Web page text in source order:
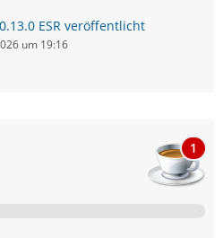
ESR veröffentlicht
um 19:16
1